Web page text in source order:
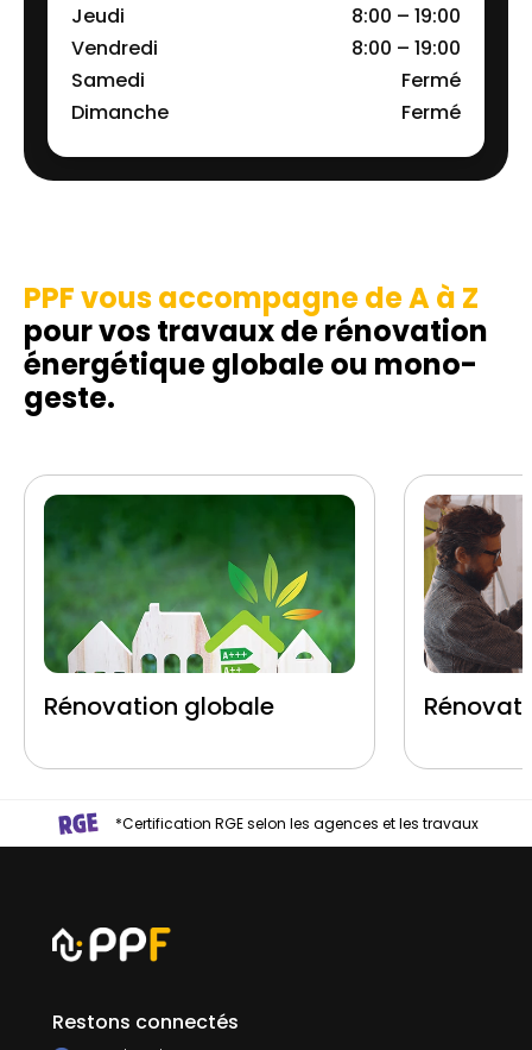
Jeudi
8:00 – 19:00
Vendredi
8:00 – 19:00
Samedi
Fermé
Dimanche
Fermé
PPF vous accompagne de A à Z
pour vos travaux de rénovation
énergétique globale ou mono-
geste.
Rénovation globale
*Certification RGE selon les agences et les travaux
Restons connectés